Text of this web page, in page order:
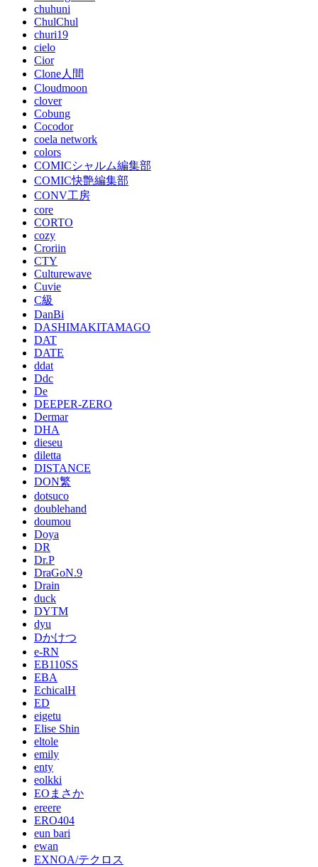
chuhuni
ChulChul
churi19
cielo
Cior
Clone人間
Cloudmoon
clover
Cobung
Cocodor
coela network
colors
COMICシャルム編集部
COMIC快艶編集部
CONV工房
core
CORTO
cozy
Croriin
CTY
Culturewave
Cuvie
C級
DanBi
DASHIMAKITAMAGO
DAT
DATE
ddat
Ddc
De
DEEPER-ZERO
Dermar
DHA
dieseu
diletta
DISTANCE
DON繁
dotsuco
doublehand
doumou
Doya
DR
Dr.P
DraGoN.9
Drain
duck
DYTM
dyu
Dかけつ
e-RN
EB110SS
EBA
EchicalH
ED
eigetu
Elise Shin
eltole
emily
enty
eolkki
EOまさか
ereere
ERO404
eun bari
ewan
EXNOA/テクロス